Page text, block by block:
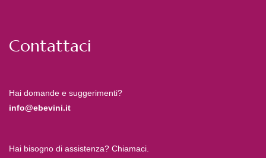
Contattaci
Hai domande e suggerimenti?
info@ebevini.it
Hai bisogno di assistenza? Chiamaci.